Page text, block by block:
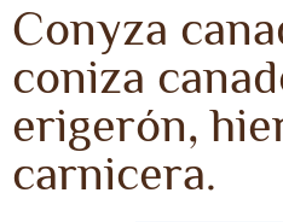
Conyza
coniza
erigerón,
carnicera.